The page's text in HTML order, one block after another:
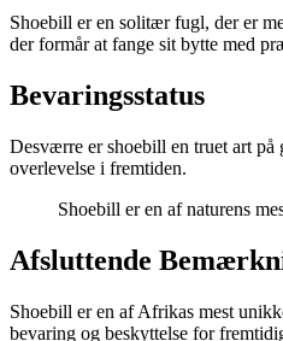
Shoebill er en solitær fugl, der er
der formår at fange sit bytte med
Bevaringsstatus
Desværre er shoebill en truet art på
overlevelse i fremtiden.
Shoebill er en af naturens
Afsluttende
Shoebill er en af Afrikas mest
bevaring og beskyttelse for